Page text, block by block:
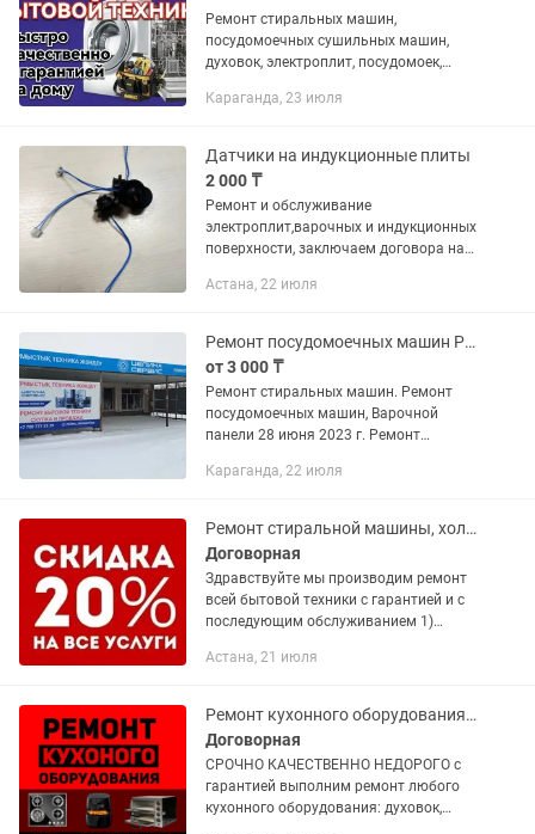
Ремонт стиральных машин,
посудомоечных сушильных машин,
духовок, электроплит, посудомоек,
поверхностей. Звоните - Будем рады
всех марок...
Караганда, 23 июля
Датчики на индукционные плиты
2 000 ₸
Ремонт и обслуживание
электроплит,варочных и индукционных
поверхности, заключаем договора на
документы.
Астана, 22 июля
Ремонт посудомоечных машин Ремонт варочной поверхности
от 3 000 ₸
Ремонт стиральных машин. Ремонт
посудомоечных машин, Варочной
панели 28 июня 2023 г. Ремонт
посудомоечных машин, Варочной
СЕРВИС" Сервис №1 в...
Караганда, 22 июля
Ремонт стиральной машины, холодильника, пылесоса, посудомоечной машины.
Договорная
Здравствуйте мы производим ремонт
всей бытовой техники с гарантией и с
последующим обслуживанием 1)
машин 3) Сушильных машин 4)
Астана, 21 июля
Ремонт кухонного оборудования. Фритюрницы, пицца печьки, плиты абат.
Договорная
СРОЧНО КАЧЕСТВЕННО НЕДОРОГО с
гарантией выполним ремонт любого
кухонного оборудования: духовок,